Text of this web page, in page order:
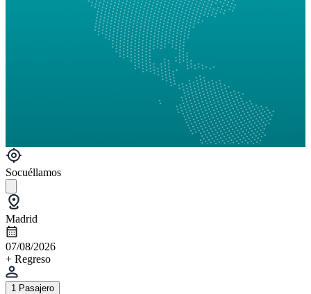
Socuéllamos
Madrid
07/08/2026
+ Regreso
1 Pasajero